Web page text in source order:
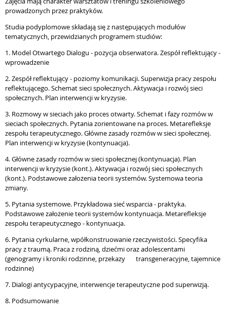
prowadzonych przez praktyków.
Studia podyplomowe składają się z następujących modułów
tematycznych, przewidzianych programem studiów:
1. Model Otwartego Dialogu - pozycja obserwatora. Zespół reflektujący -
wprowadzenie
2. Zespół reflektujący - poziomy komunikacji. Superwizja pracy zespołu
reflektującego. Schemat sieci społecznych. Aktywacja i rozwój sieci
społecznych. Plan interwencji w kryzysie.
3. Rozmowy w sieciach jako proces otwarty. Schemat i fazy rozmów w
sieciach społecznych. Pytania zorientowane na proces. Metarefleksje
zespołu terapeutycznego. Główne zasady rozmów w sieci społecznej.
Plan interwencji w kryzysie (kontynuacja).
4. Główne zasady rozmów w sieci społecznej (kontynuacja). Plan
interwencji w kryzysie (kont.). Aktywacja i rozwój sieci społecznych
(kont.). Podstawowe założenia teorii systemów. Systemowa teoria
zmiany.
5. Pytania systemowe. Przykładowa sieć wsparcia - praktyka.
Podstawowe założenie teorii systemów kontynuacja. Metarefleksje
zespołu terapeutycznego - kontynuacja.
6. Pytania cyrkularne, wpółkonstruowanie rzeczywistości. Specyfika
pracy z traumą. Praca z rodziną, dziećmi oraz adolescentami
(genogramy i kroniki rodzinne, przekazy transgeneracyjne, tajemnice
rodzinne)
7. Dialogi antycypacyjne, interwencje terapeutyczne pod superwizją.
8. Podsumowanie